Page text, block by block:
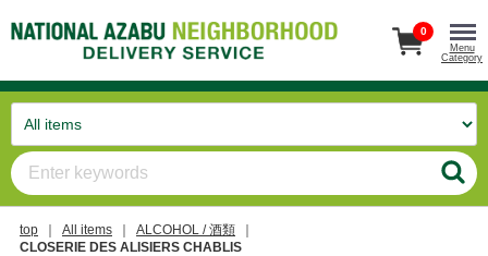
0
Menu
Category
top All items
ALCOHOL / 酒類
CLOSERIE DES ALISIERS CHABLIS